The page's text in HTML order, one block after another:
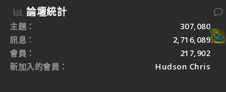
論壇統計
主題
307,080
訊息
2,716,089
會員
217,902
新加入的會員
Hudson Chris